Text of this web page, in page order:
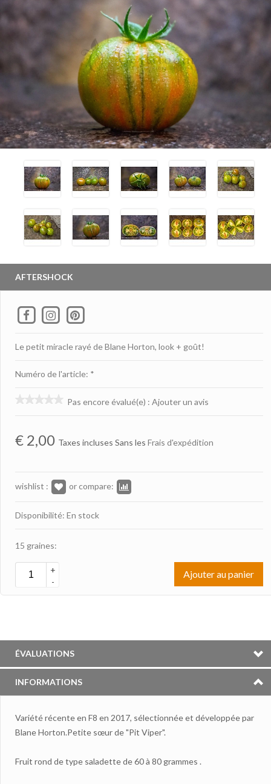
AFTERSHOCK
Le petit miracle rayé de Blane Horton, look + goût!
Numéro de l'article: *
Pas encore évalué(e) : Ajouter un avis
€ 2,00 Taxes incluses Sans les Frais d'expédition
wishlist : or compare:
Disponibilité: En stock
15 graines:
+
-
Ajouter au panier
ÉVALUATIONS
INFORMATIONS
Variété récente en F8 en 2017, sélectionnée et développée par
Blane Horton.Petite sœur de "Pit Viper".
Fruit rond de type saladette de 60 à 80 grammes .